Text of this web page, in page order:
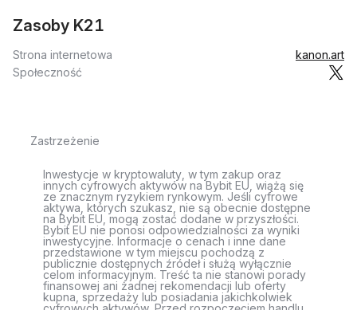
Zasoby K21
Strona internetowa
kanon.art
Społeczność
Zastrzeżenie
Inwestycje w kryptowaluty, w tym zakup oraz
innych cyfrowych aktywów na Bybit EU, wiążą się
ze znacznym ryzykiem rynkowym. Jeśli cyfrowe
aktywa, których szukasz, nie są obecnie dostępne
na Bybit EU, mogą zostać dodane w przyszłości.
Bybit EU nie ponosi odpowiedzialności za wyniki
inwestycyjne. Informacje o cenach i inne dane
przedstawione w tym miejscu pochodzą z
publicznie dostępnych źródeł i służą wyłącznie
celom informacyjnym. Treść ta nie stanowi porady
finansowej ani żadnej rekomendacji lub oferty
kupna, sprzedaży lub posiadania jakichkolwiek